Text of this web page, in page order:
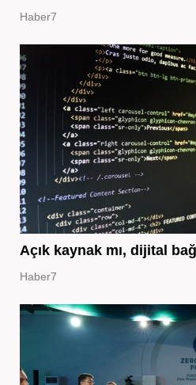
Haber7
Açık kaynak mı, dijital
Haber7